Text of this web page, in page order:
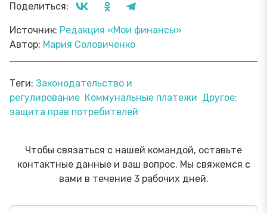
Поделиться:
Источник: Редакция «Мои финансы»
Автор: Мария Соловиченко
Теги: Законодательство и
регулирование Коммунальные платежи Другое:
защита прав потребителей
Чтобы связаться с нашей командой, оставьте
контактные данные и ваш вопрос. Мы свяжемся с
вами в течение 3 рабочих дней.